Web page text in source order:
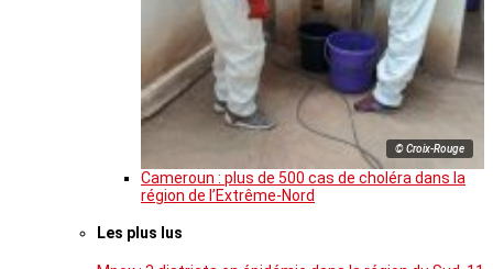
© Croix-Rouge
Cameroun : plus de 500 cas de choléra dans la
région de l’Extrême-Nord
Les plus lus